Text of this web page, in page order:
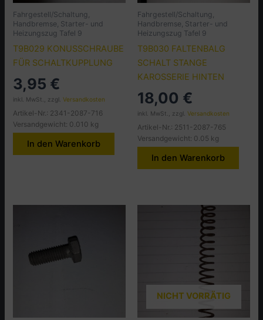
Fahrgestell/Schaltung,
Handbremse, Starter- und
Heizungszug Tafel 9
T9B029 KONUSSCHRAUBE
FÜR SCHALTKUPPLUNG
3,95 €
inkl. MwSt., zzgl.Versandkosten
Artikel-Nr.: 2341-2087-716
Versandgewicht: 0.010 kg
In den Warenkorb
Fahrgestell/Schaltung,
Handbremse, Starter- und
Heizungszug Tafel 9
T9B030 FALTENBALG
SCHALT STANGE
KAROSSERIE HINTEN
18,00 €
inkl. MwSt., zzgl. Versandkosten
Artikel-Nr.: 2511-2087-765
Versandgewicht: 0.05 kg
In den Warenkorb
NICHT VORRÄTIG